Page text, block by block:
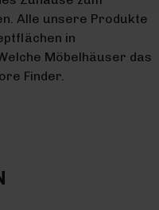
Alle unsere Produkte
in
Möbelhäuser das
Finder.